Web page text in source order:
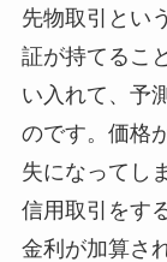
先物取引とい
証が持てるこ
い入れて、予
のです。価格
失になってし
信用取引をす
金利が加算さ